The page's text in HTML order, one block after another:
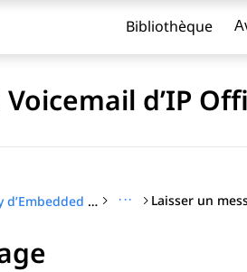
Bibliothèque
d’IP
Utilisation du mode Intuity d’Embedded Voicemail d’IP Office ··· Laisser un